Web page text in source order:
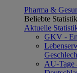
Pharma &
Beliebte
Aktuelle
GKV -
AU-Tage